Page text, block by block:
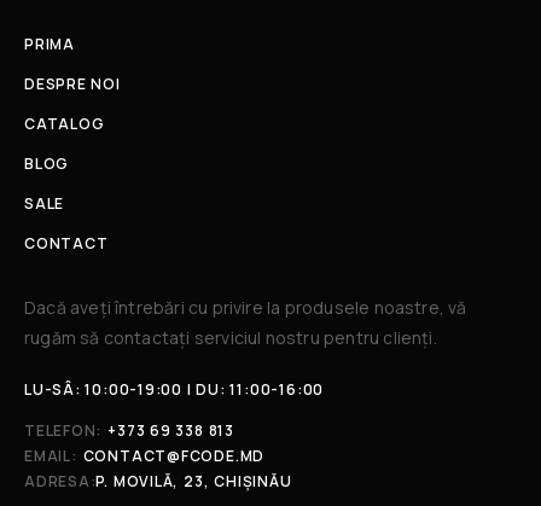
PRIMA
DESPRE NOI
CATALOG
BLOG
SALE
CONTACT
Dacă aveți întrebări cu privire la produsele noastre, vă
rugăm să contactați serviciul nostru pentru clienți.​
LU-SÂ: 10:00-19:00 | DU: 11:00-16:00
TELEFON: +373 69 338 813
EMAIL: CONTACT@FCODE.MD
ADRESA:P. MOVILĂ, 23, CHIȘINĂU